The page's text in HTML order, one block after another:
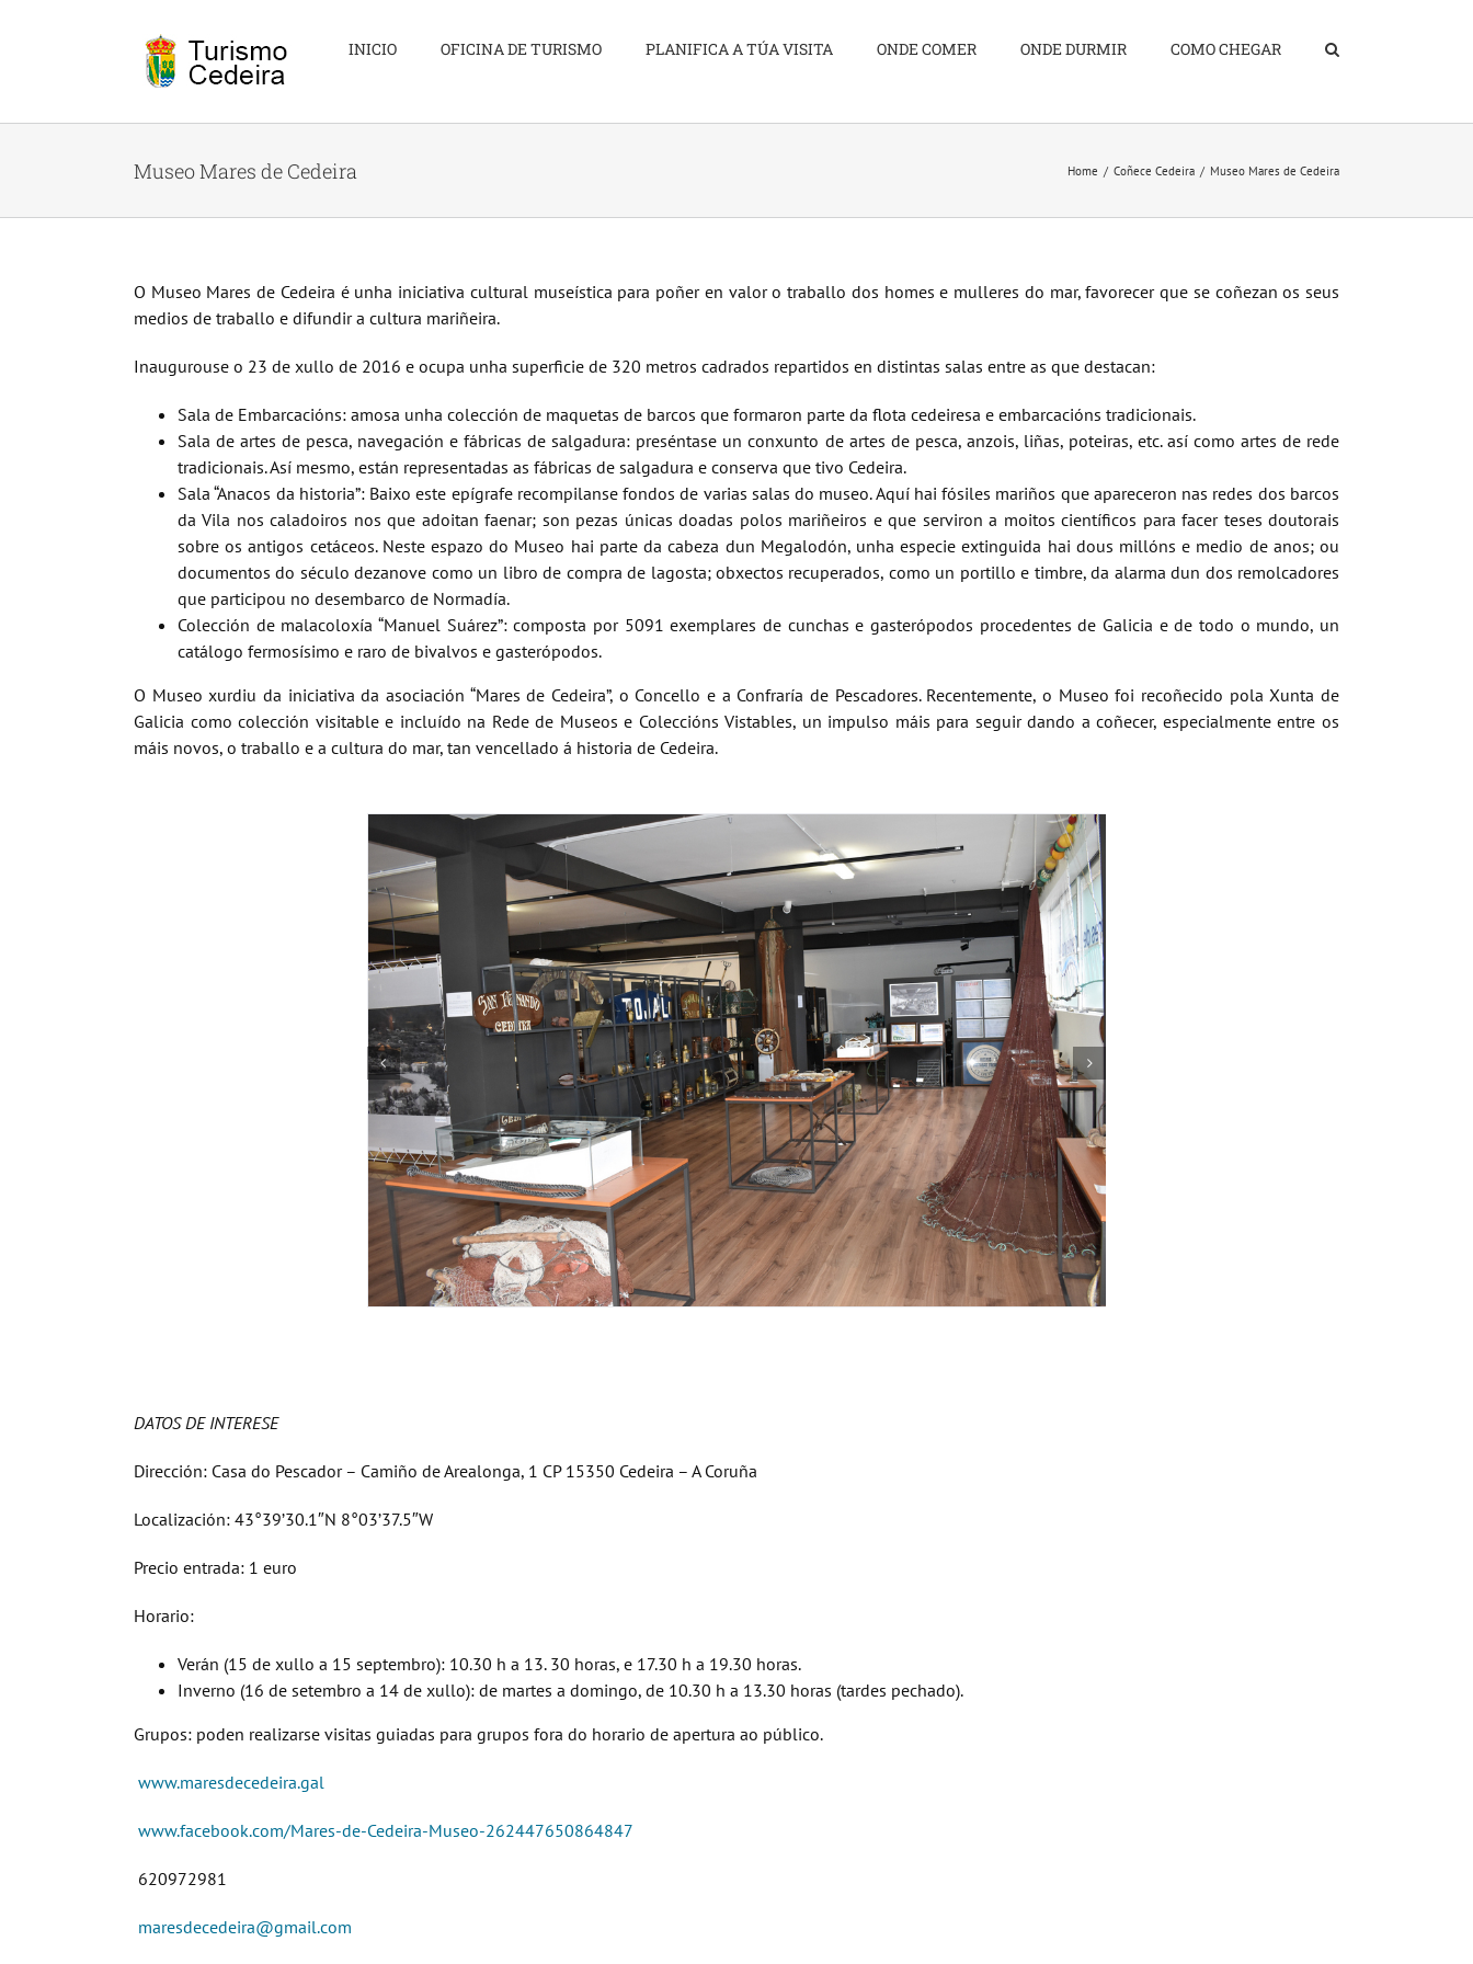
INICIO OFICINA DE TURISMO PLANIFICA A TÚA VISITA ONDE COMER ONDE DURMIR COMO CHEGAR
Museo Mares de Cedeira Home Coñece Cedeira Museo Mares de Cedeira
O Museo Mares de Cedeira é unha iniciativa cultural museística para poñer en valor o traballo dos homes e mulleres do mar, favorecer que se coñezan os seus
medios de traballo e difundir a cultura mariñeira.
Inaugurouse o 23 de xullo de 2016 e ocupa unha superficie de 320 metros cadrados repartidos en distintas salas entre as que destacan:
Sala de Embarcacións: amosa unha colección de maquetas de barcos que formaron parte da flota cedeiresa e embarcacións tradicionais.
Sala de artes de pesca, navegación e fábricas de salgadura: preséntase un conxunto de artes de pesca, anzois, liñas, poteiras, etc. así como artes de rede
tradicionais. Así mesmo, están representadas as fábricas de salgadura e conserva que tivo Cedeira.
Sala “Anacos da historia”: Baixo este epígrafe recompilanse fondos de varias salas do museo. Aquí hai fósiles mariños que apareceron nas redes dos barcos
da Vila nos caladoiros nos que adoitan faenar; son pezas únicas doadas polos mariñeiros e que serviron a moitos científicos para facer teses doutorais
sobre os antigos cetáceos. Neste espazo do Museo hai parte da cabeza dun Megalodón, unha especie extinguida hai dous millóns e medio de anos; ou
documentos do século dezanove como un libro de compra de lagosta; obxectos recuperados, como un portillo e timbre, da alarma dun dos remolcadores
que participou no desembarco de Normadía.
Colección de malacoloxía “Manuel Suárez”: composta por 5091 exemplares de cunchas e gasterópodos procedentes de Galicia e de todo o mundo, un
catálogo fermosísimo e raro de bivalvos e gasterópodos.
O Museo xurdiu da iniciativa da asociación “Mares de Cedeira”, o Concello e a Confraría de Pescadores. Recentemente, o Museo foi recoñecido pola Xunta de
Galicia como colección visitable e incluído na Rede de Museos e Coleccións Vistables, un impulso máis para seguir dando a coñecer, especialmente entre os
máis novos, o traballo e a cultura do mar, tan vencellado á historia de Cedeira.
DATOS DE INTERESE
Dirección: Casa do Pescador – Camiño de Arealonga, 1 CP 15350 Cedeira – A Coruña
Localización: 43°39’30.1″N 8°03’37.5″W
Precio entrada: 1 euro
Horario:
Verán (15 de xullo a 15 septembro): 10.30 h a 13. 30 horas, e 17.30 h a 19.30 horas.
Inverno (16 de setembro a 14 de xullo): de martes a domingo, de 10.30 h a 13.30 horas (tardes pechado).
Grupos: poden realizarse visitas guiadas para grupos fora do horario de apertura ao público.
www.maresdecedeira.gal
www.facebook.com/Mares-de-Cedeira-Museo-262447650864847
620972981
maresdecedeira@gmail.com